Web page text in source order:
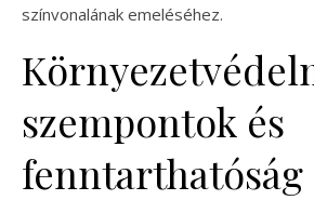
színvonalának emeléséhez.
szempontok és
fenntarthatóság